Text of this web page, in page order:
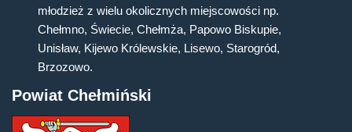
młodzież z wielu okolicznych miejscowości np.
Chełmno, Świecie, Chełmża, Papowo Biskupie,
Unisław, Kijewo Królewskie, Lisewo, Starogród,
Brzozowo.
Powiat Chełmiński